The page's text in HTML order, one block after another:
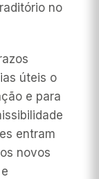
no
úteis o
e para
entram
novos